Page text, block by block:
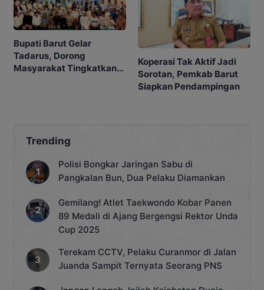
Bupati Barut Gelar
Tadarus, Dorong
Masyarakat Tingkatkan
Koperasi Tak Aktif Jadi
Sorotan, Pemkab Barut
Siapkan Pendampingan
Trending
Polisi Bongkar Jaringan Sabu di
Pangkalan Bun, Dua Pelaku Diamankan
Gemilang! Atlet Taekwondo Kobar Panen
89 Medali di Ajang Bergengsi Rektor Unda
Cup 2025
Terekam CCTV, Pelaku Curanmor di Jalan
Juanda Sampit Ternyata Seorang PNS